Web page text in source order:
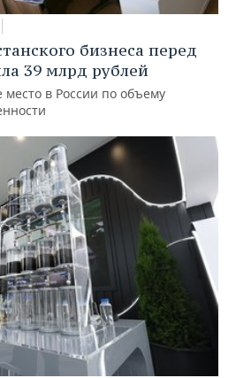
бизнеса перед
39 млрд рублей
место в России по объему